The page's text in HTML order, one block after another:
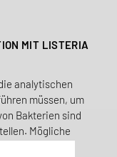
MIT LISTERIA
analytischen
müssen, um
Bakterien sind
Mögliche
Listerien in